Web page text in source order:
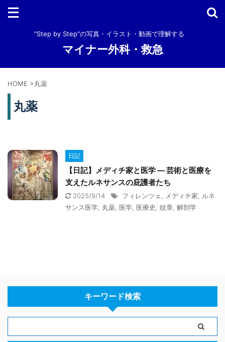
"Step by Step"の写真・イラスト・動画で理解する
マイナー外科・救急
HOME >丸薬
丸薬
日記
【日記】メディチ家と医学 ― 芸術と医療を
支えたルネサンスの庇護者たち
2025/9/14 フィレンツェ メディチ家
ルネ
サンス医学 丸薬 医学 医療史 紋章 解剖学
キーワード検索